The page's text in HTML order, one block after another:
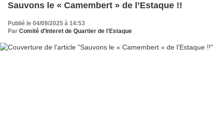
Sauvons le « Camembert » de l’Estaque !!
Publié le 04/09/2025 à 14:53
Par Comité d'Interet de Quartier de l'Estaque